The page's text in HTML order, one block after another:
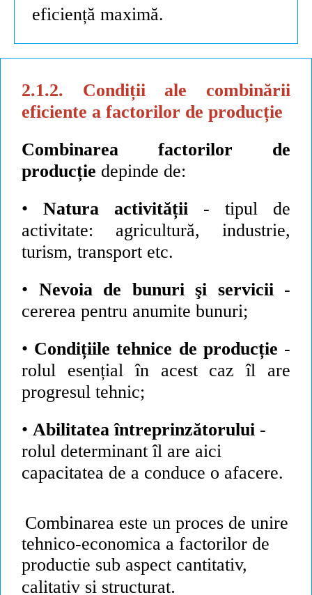
eficiență maximă.
2.1.2. Condiții ale combinării
eficiente a factorilor de producție
Combinarea factorilor de
producție depinde de:
• Natura activității - tipul de
activitate: agricultură, industrie,
turism, transport etc.
• Nevoia de bunuri şi servicii -
cererea pentru anumite bunuri;
• Condițiiletehnice de producție -
rolul esențialîn acest caz îl are
progresul tehnic;
• Abilitatea întreprinzătorului -
rolul determinant îl are aici
capacitatea de a conduce o afacere.
Combinarea este un proces de unire
tehnico-economica a factorilor de
productie sub aspect cantitativ,
calitativ si structurat.